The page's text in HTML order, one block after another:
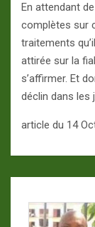
En attendant
complètes sur
traitements
attirée sur la
s’affirmer. Et
déclin dans les
article du 14